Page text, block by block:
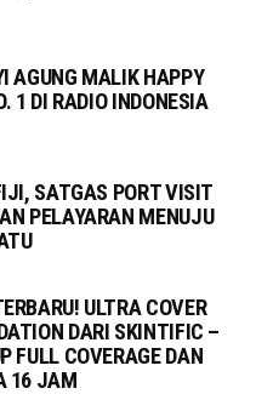
AGUNG MALIK HAPPY
1 DI RADIO INDONESIA
SATGAS PORT VISIT
PELAYARAN MENUJU
ULTRA COVER
DARI SKINTIFIC –
FULL COVERAGE DAN
16 JAM